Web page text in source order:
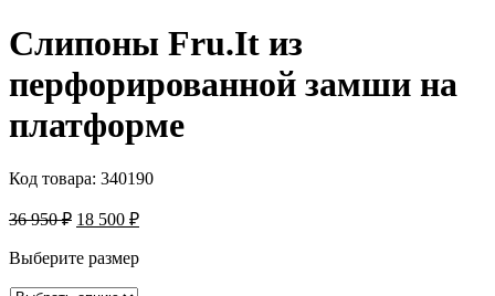
Слипоны Fru.It из
перфорированной замши на
платформе
Код товара: 340190
36 950₽ 18 500 ₽
Выберите размер